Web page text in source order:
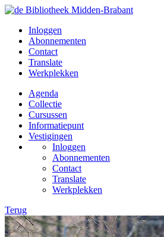
Inloggen
Abonnementen
Contact
Translate
Werkplekken
Agenda
Collectie
Cursussen
Informatiepunt
Vestigingen
Inloggen
Abonnementen
Contact
Translate
Werkplekken
Terug